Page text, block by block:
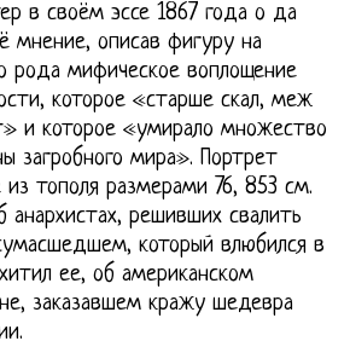
в своём эссе 1867 года о да
мнение, описав фигуру на
рода мифическое воплощение
которое «старше скал, меж
и которое «умирало множество
загробного мира». Портрет
тополя размерами 76, 853 см.
анархистах, решивших свалить
который влюбился в
ее, об американском
заказавшем кражу шедевра